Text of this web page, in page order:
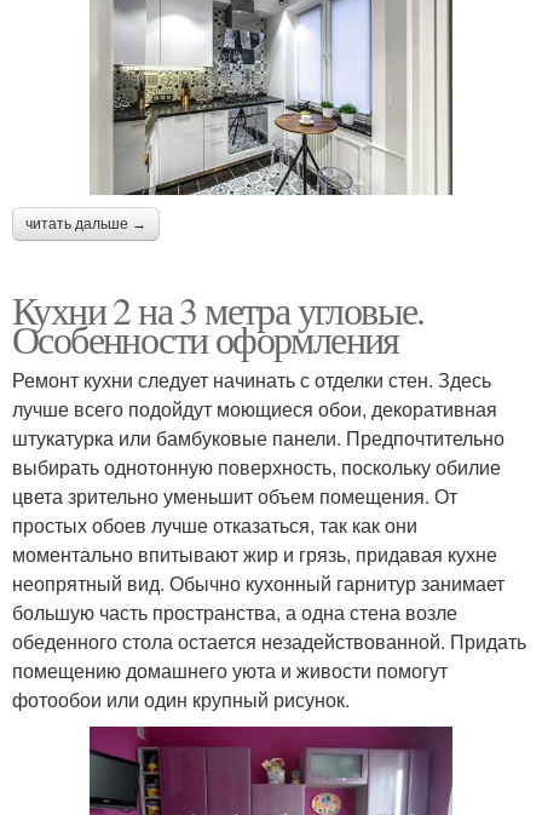
читать дальше →
Кухни 2 на 3 метра угловые.
Особенности оформления
Ремонт кухни следует начинать с отделки стен. Здесь
лучше всего подойдут моющиеся обои, декоративная
штукатурка или бамбуковые панели. Предпочтительно
выбирать однотонную поверхность, поскольку обилие
цвета зрительно уменьшит объем помещения. От
простых обоев лучше отказаться, так как они
моментально впитывают жир и грязь, придавая кухне
неопрятный вид. Обычно кухонный гарнитур занимает
большую часть пространства, а одна стена возле
обеденного стола остается незадействованной. Придать
помещению домашнего уюта и живости помогут
фотообои или один крупный рисунок.